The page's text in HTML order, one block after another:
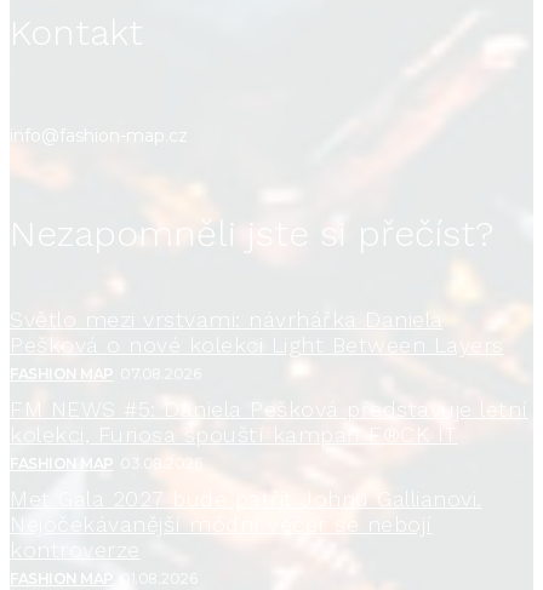
Kontakt
info@fashion-map.cz
Nezapomněli jste si přečíst?
Světlo mezi vrstvami: návrhářka Daniela
Pešková o nové kolekci Light Between Layers
FASHION MAP
FM NEWS #5: Daniela Pešková představuje letní
kolekci, Furiosa spouští kampaň F®CK IT
FASHION MAP
Met Gala 2027 bude patřit Johnu Gallianovi.
Nejočekávanější módní večer se nebojí
kontroverze
FASHION MAP